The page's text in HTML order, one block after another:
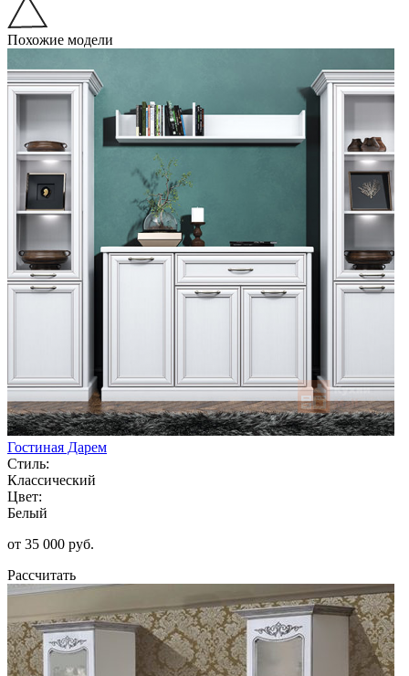
Похожие модели
Гостиная Дарем
Стиль:
Классический
Цвет:
Белый
от 35 000 руб.
Рассчитать